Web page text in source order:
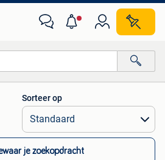
afstanden…
Sorteer op
je zoekopdracht